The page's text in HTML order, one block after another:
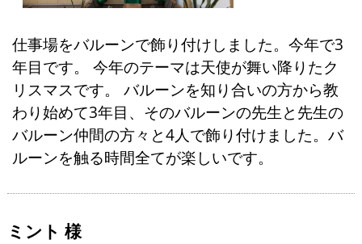
仕事場をバルーンで飾り付けしました。今年で3
年目です。 今年のテーマは天使が舞い降りたク
リスマスです。 バルーンを知り合いの方から教
わり始めて3年目、そのバルーンの先生と先生の
バルーン仲間の方々と4人で飾り付けました。バ
ルーンを触る時間全てが楽しいです。
ミント 様